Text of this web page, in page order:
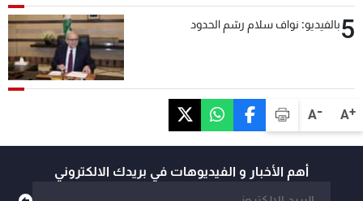
A+
A-
5بالفيديو: نواف سلام رسّم الحدود
أهم الأخبار و الفيديوهات في بريدك الالكتروني